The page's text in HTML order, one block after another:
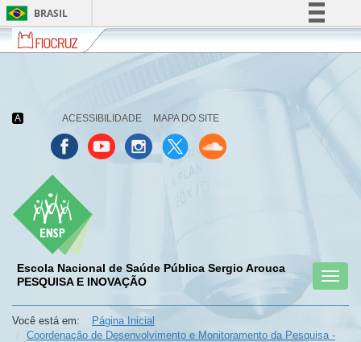
BRASIL
Simplifique!
Acesso à informação
Fiocruz
Fale
com
A ACESSIBILIDADE MAPA DO SITE
Escola Nacional de Saúde Pública Sergio Arouca
PESQUISA E INOVAÇÃO
menu
menu
menu
celular
Você está em:
Página Inicial
Coordenação de Desenvolvimento e Monitoramento da Pesquisa -